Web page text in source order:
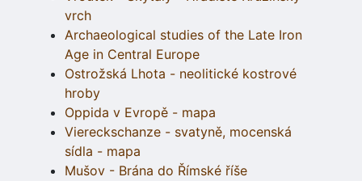
vrch
Archaeological studies of the Late Iron
Age in Central Europe
Ostrožská Lhota - neolitické kostrové
hroby
Oppida v Evropě - mapa
Viereckschanze - svatyně, mocenská
sídla - mapa
Mušov - Brána do Římské říše